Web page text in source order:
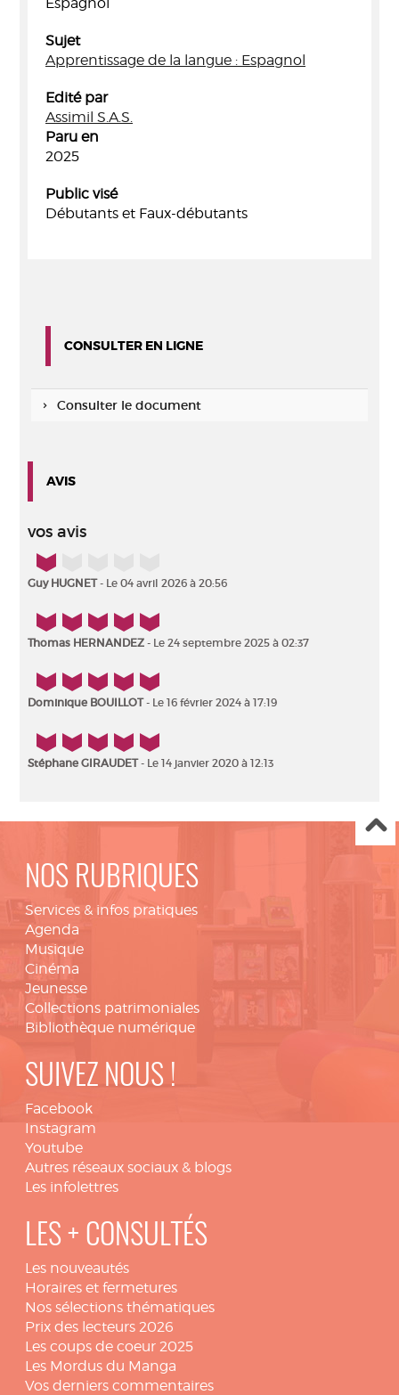
Sujet
Apprentissage de la langue : Espagnol
Edité par
Assimil S.A.S.
Paru en
2025
Public visé
Débutants et Faux-débutants
CONSULTER EN LIGNE
Consulter le document
AVIS
vos avis
1/5
Guy HUGNET- Le 04 avril 2026 à 20:56
5/5
Thomas HERNANDEZ - Le 24 septembre 2025 à 02:37
5/5
Dominique BOUILLOT- Le 16 février 2024 à 17:19
5/5
Stéphane GIRAUDET- Le 14 janvier 2020 à 12:13
NOS RUBRIQUES
Services & infos pratiques
Agenda
Musique
Cinéma
Jeunesse
Collections patrimoniales
Bibliothèque numérique
SUIVEZ NOUS !
Facebook
Instagram
Youtube
Autres réseaux sociaux & blogs
Les infolettres
LES + CONSULTÉS
Les nouveautés
Horaires et fermetures
Nos sélections thématiques
Prix des lecteurs 2026
Les coups de coeur 2025
Les Mordus du Manga
Vos derniers commentaires